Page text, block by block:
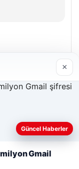
×
Güncel Haberler
milyon Gmail